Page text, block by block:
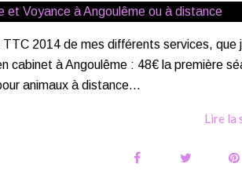
TTC 2014 de mes différents services,
cabinet à Angoulême : 48€ la première
animaux à distance...
Lire la